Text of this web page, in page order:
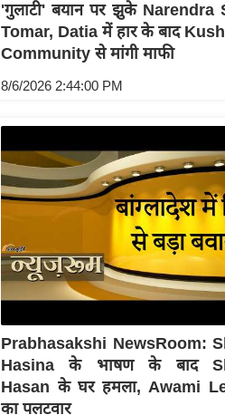
'गुलाटी' बयान पर झुके Narendra
Tomar, Datia में हार के बाद
Community से मांगी माफी
8/6/2026 2:44:00 PM
Prabhasakshi NewsRoom:
Hasina के भाषण के बाद
Hasan के घर हमला, Awami
का पलटवार